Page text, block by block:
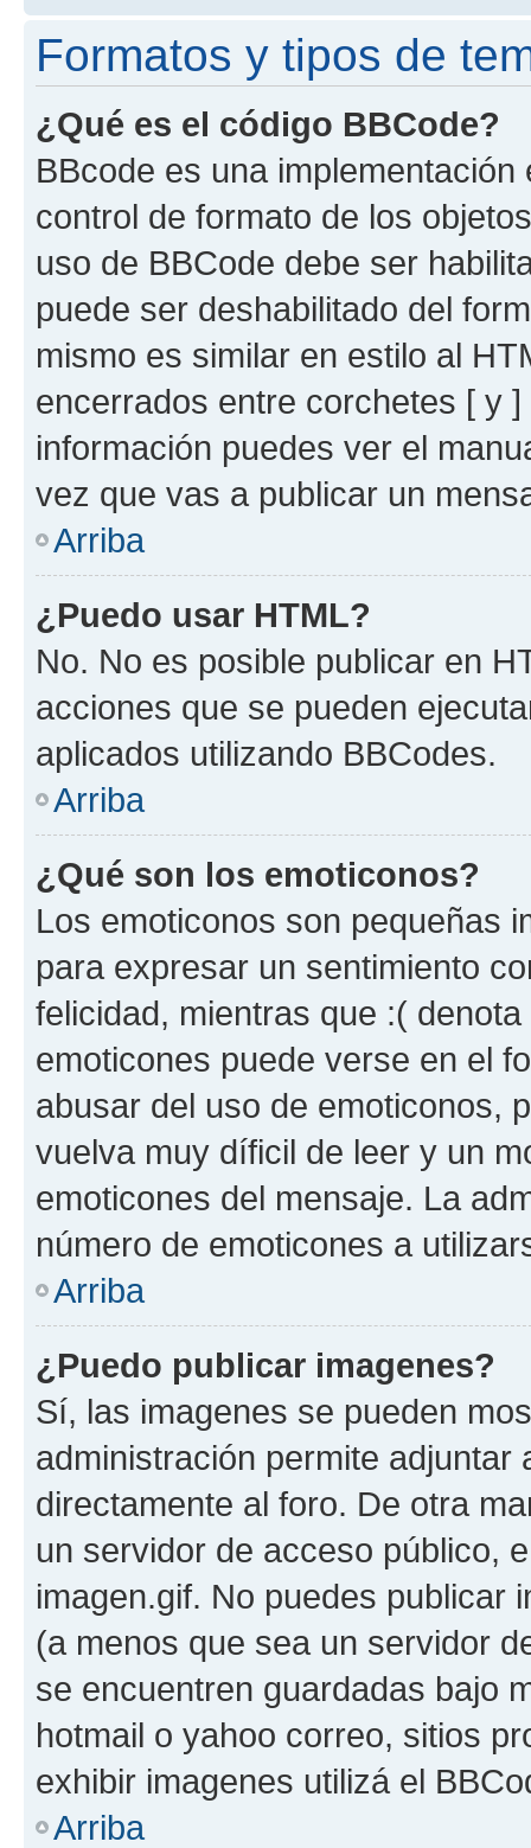
Formatos y tipos de
¿Qué es el código BBCode?
BBcode es una
control de formato de los
uso de BBCode debe ser
puede ser deshabilitado del
mismo es similar en estilo al
encerrados entre corchetes [ y
información puedes ver el
vez que vas a publicar un
Arriba
¿Puedo usar HTML?
No. No es posible publicar en
acciones que se pueden
aplicados utilizando BBCodes.
Arriba
¿Qué son los emoticonos?
Los emoticonos son pequeñas
para expresar un sentimiento
felicidad, mientras que :(
emoticones puede verse en el
abusar del uso de emoticonos,
vuelva muy díficil de leer y un
emoticones del mensaje. La
número de emoticones a
Arriba
¿Puedo publicar imagenes?
Sí, las imagenes se pueden
administración permite
directamente al foro. De otra
un servidor de acceso público,
imagen.gif. No puedes publicar
(a menos que sea un servidor
se encuentren guardadas bajo
hotmail o yahoo correo, sitios
exhibir imagenes utilizá el
Arriba